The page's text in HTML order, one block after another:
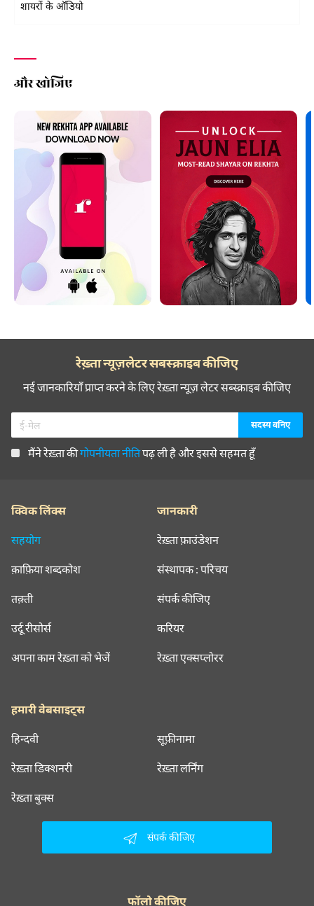
शायरों के ऑडियो
और खोजिए
रेख़्ता न्यूज़लेटर सबस्क्राइब कीजिए
नई जानकारियाँ प्राप्त करने के लिए रेख़्ता न्यूज़ लेटर सब्स्क्राइब कीजिए
मैंने रेख़्ता कीगोपनीयता नीतिपढ़ ली है और इससे सहमत हूँ
क्विक लिंक्स
सहयोग
क़ाफ़िया शब्दकोश
तक़्ती
उर्दू रीसोर्स
अपना काम रेख़्ता को भेजें
जानकारी
रेख़्ता फ़ाउंडेशन
संस्थापक : परिचय
संपर्क कीजिए
करियर
रेख़्ता एक्सप्लोरर
हमारी वेबसाइट्स
हिन्दवी सूफ़ीनामा
रेख़्ता डिक्शनरी रेख़्ता लर्निंग
रेख़्ता बुक्स
संपर्क कीजिए
फॉलो कीजिए